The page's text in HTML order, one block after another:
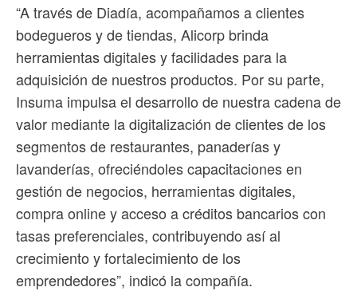
“A través de Diadía, acompañamos a clientes
bodegueros y de tiendas, Alicorp brinda
herramientas digitales y facilidades para la
adquisición de nuestros productos. Por su parte,
Insuma impulsa el desarrollo de nuestra cadena de
valor mediante la digitalización de clientes de los
segmentos de restaurantes, panaderías y
lavanderías, ofreciéndoles capacitaciones en
gestión de negocios, herramientas digitales,
compra online y acceso a créditos bancarios con
tasas preferenciales, contribuyendo así al
crecimiento y fortalecimiento de los
emprendedores”, indicó la compañía.